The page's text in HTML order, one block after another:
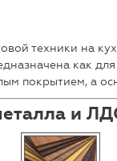
техники на
как
покрытием, а
и